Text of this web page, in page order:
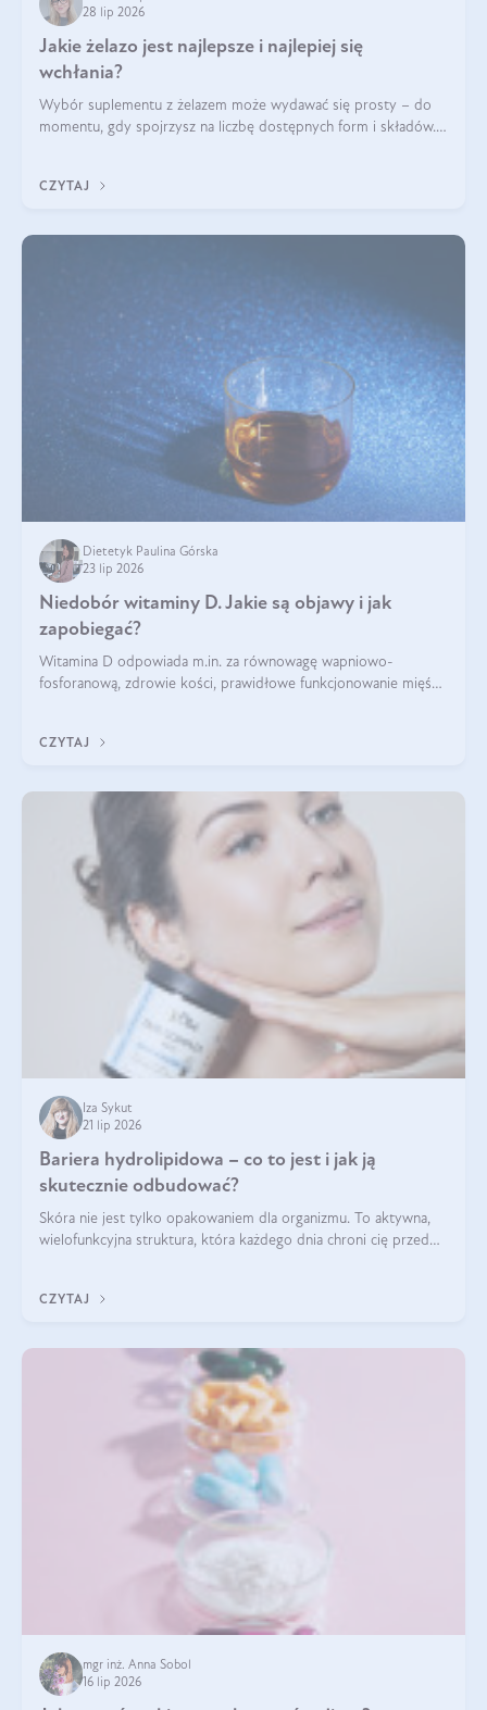
28 lip 2026
Jakie żelazo jest najlepsze i najlepiej się
wchłania?
Wybór suplementu z żelazem może wydawać się prosty – do
momentu, gdy spojrzysz na liczbę dostępnych form i składów.
zawierać suplement?
CZYTAJ
Dietetyk Paulina Górska
23 lip 2026
Niedobór witaminy D. Jakie są objawy i jak
zapobiegać?
Witamina D odpowiada m.in. za równowagę wapniowo-
fosforanową, zdrowie kości, prawidłowe funkcjonowanie mięśni
problemem.
CZYTAJ
Iza Sykut
21 lip 2026
Bariera hydrolipidowa – co to jest i jak ją
skutecznie odbudować?
Skóra nie jest tylko opakowaniem dla organizmu. To aktywna,
wielofunkcyjna struktura, która każdego dnia chroni cię przed
bariera hydrolipidowa.
CZYTAJ
mgr inż. Anna Sobol
16 lip 2026